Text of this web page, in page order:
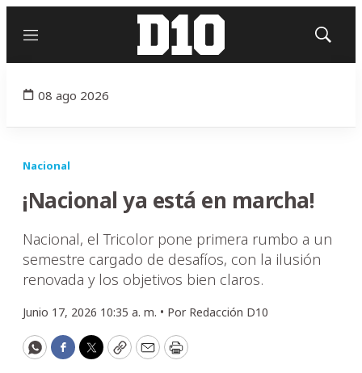
Menú
Mostrar
08 ago 2026
Nacional
¡Nacional ya está en marcha!
Nacional, el Tricolor pone primera rumbo a un
semestre cargado de desafíos, con la ilusión
renovada y los objetivos bien claros.
Junio 17, 2026 10:35 a. m. • Por Redacción D10
WhatsApp
Facebook
Twitter
CopyEmailPrint